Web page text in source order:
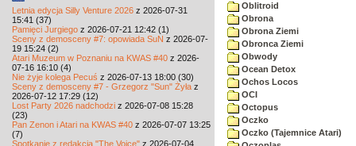
Letnia edycja Silly Venture 2026 z 2026-07-31
15:41 (37)
Pamięci Jurgiego z 2026-07-21 12:42 (1)
Sceny z demosceny #7: opowiada SuN z 2026-07-
19 15:24 (2)
Atari Muzeum w Poznaniu na KWAS #40 z 2026-
07-16 16:10 (4)
Nie żyje kolega Pecuś z 2026-07-13 18:00 (30)
Sceny z demosceny #7 - Grzegorz "Sun" Żyła z
2026-07-12 17:29 (12)
Lost Party 2026 nadchodzi z 2026-07-08 15:28
(23)
Pan Zenon i Atari na KWAS #40 z 2026-07-07 13:25
(7)
Spotkanie z redakcją "The Voice" z 2026-07-04
Oblitroid
Obrona
Obrona Ziemi
Obronca Ziemi
Obwody
Ocean Detox
Ochos Locos
OCI
Octopus
Oczko
Oczko (Tajemnice Atari)